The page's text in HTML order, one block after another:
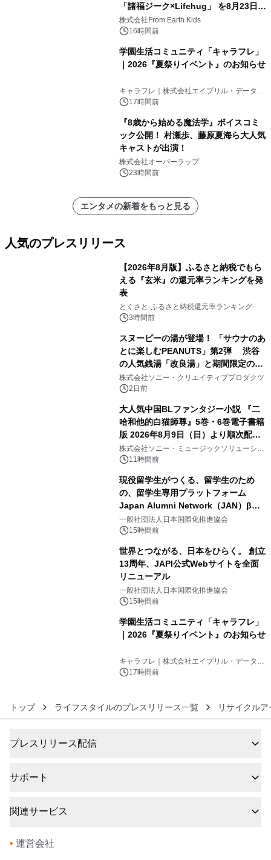
「諸福ジーク×Lifehug」 を8月23日
(日)開催
株式会社From Earth Kids
16時間前
学園生活コミュニティ「キャラフレ」
｜2026『夏祭りイベント』のお知らせ
キャラフレ｜株式会社エイプリル・データ・
デザインズ
17時間前
『8歳から始める魔法学』ボイスコミ
ック公開！ 村瀬歩、藤原夏海ら大人気
キャストが出演！
株式会社オーバーラップ
23時間前
エンタメの新着をもっと見る
人気のプレスリリース
【2026年8月版】ふるさと納税でもら
える『玄米』の還元率ランキングを発
表
とくさと-ふるさと納税還元率ランキング-
3時間前
スヌーピーの湯が登場！ 「サウナのあ
とに楽しむPEANUTS」第2弾 渋谷
の人気銭湯「改良湯」と期間限定のコ
ラボレーション サウナイキタイコラ
ボグッズも発売決定！
株式会社ソニー・クリエイティブプロダクツ
2日前
大人気中国BLファンタジー小説 『二
哈和他的白猫師尊』5巻・6巻電子書籍
版 2026年8月9日（日）より順次配信
開始
株式会社ソニー・ミュージックソリューショ
ンズ11時間前
現役留学生がつくる、留学生のため
の、留学生専用プラットフォーム
Japan Alumni Network（JAN）β版
をリリース
一般社団法人日本国際化推進協会
15時間前
世界とつながる、日本をひらく。 創立
13周年、JAPI公式Webサイトを全面
リニューアル
一般社団法人日本国際化推進協会
15時間前
学園生活コミュニティ「キャラフレ」
｜2026『夏祭りイベント』のお知らせ
キャラフレ｜株式会社エイプリル・データ・
デザインズ
17時間前
トップ ライフスタイルのプレスリリース一覧 リサイクル
プレスリリース配信
サポート
関連サービス
• 運営会社